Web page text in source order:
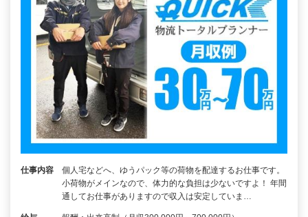
仕事内容
個人宅などへ、ゆうパック等の荷物を配達するお仕事です。
小荷物がメインなので、体力的な負担は少ないですよ！ 年間
通してお仕事がありますので収入は安定していま…